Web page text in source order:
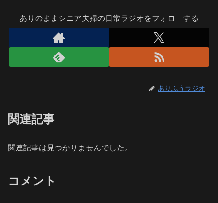
ありのままシニア夫婦の日常ラジオをフォローする
ありふうラジオ
関連記事
関連記事は見つかりませんでした。
コメント